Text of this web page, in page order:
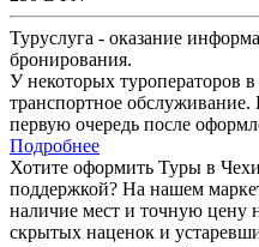
Туруслуга - оказание
бронирования.
У некоторых туроператоров
транспортное обслуживание.
первую очередь после
Подробнее
Хотите оформить Туры в
поддержкой? На нашем
наличие мест и точную цену
скрытых наценок и